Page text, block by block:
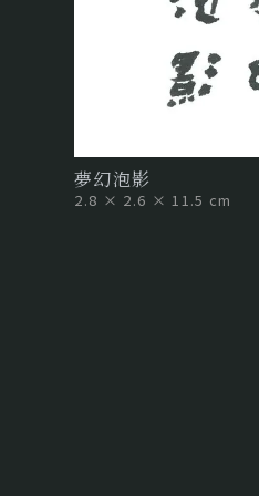
夢幻泡影
2.8 × 2.6 × 11.5 cm